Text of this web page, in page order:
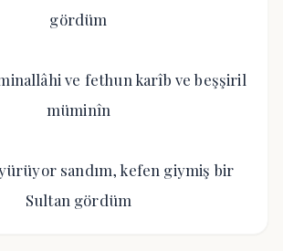
gördüm
ve fethun karîb ve beşşiril
müminîn
sandım, kefen giymiş bir
Sultan gördüm